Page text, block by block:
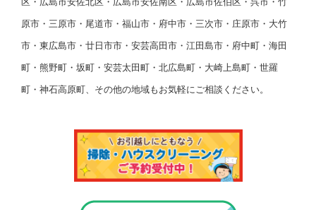
原市・三原市・尾道市・福山市・府中市・三次市・庄原市・大竹
市・東広島市・廿日市市・安芸高田市・江田島市・府中町・海田
町・熊野町・坂町・安芸太田町・北広島町・大崎上島町・世羅
町・神石高原町、その他の地域もお気軽にご相談ください。